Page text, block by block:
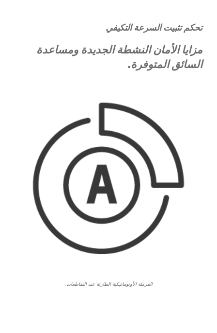
تحكم تثبيت السرعة التكيفي
مزايا الأمان النشطة الجديدة ومساعدة
السائق المتوفرة.
الفرملة الأوتوماتيكية الطارئة عند التقاطعات.